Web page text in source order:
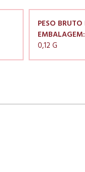
PESO
EMBALAGEM:
0,12 G